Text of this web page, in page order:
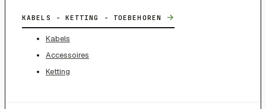
KABELS - KETTING - TOEBEHOREN →
Kabels
Accessoires
Ketting